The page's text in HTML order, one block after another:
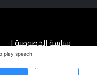
سياسة الخصوصية|
شروط الاستخدام
ميثاق المتعاملين
play speech